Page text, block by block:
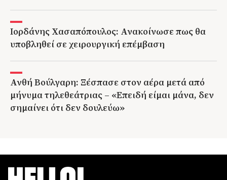
Ιορδάνης Χασαπόπουλος: Ανακοίνωσε πως θα
υποβληθεί σε χειρουργική επέμβαση
Ανθή Βούλγαρη: Ξέσπασε στον αέρα μετά από
μήνυμα τηλεθεάτριας – «Επειδή είμαι μάνα, δεν
σημαίνει ότι δεν δουλεύω»